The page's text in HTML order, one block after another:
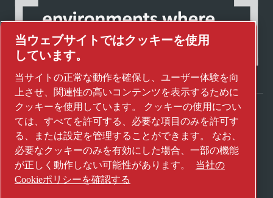
アトラスコプコグループが未来を変えるテク
ノロジーをどのように実現しているかご覧く
ださい。
アトラスコプコグループのウェブサイトをご
覧ください。
当ウェブサイトではクッキーを使用
しています。
当サイトの正常な動作を確保し、ユーザー体験を向
上させ、関連性の高いコンテンツを表示するために
クッキーを使用しています。 クッキーの使用につい
ては、すべてを許可する、必要な項目のみを許可す
る、または設定を管理することができます。 なお、
必要なクッキーのみを有効にした場合、一部の機能
が正しく動作しない可能性があります。
当社の
Cookieポリシーを確認する